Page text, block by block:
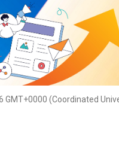
GMT+0000 (Coordinated
動 關於我們